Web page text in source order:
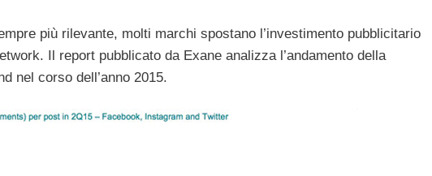
più rilevante, molti marchi spostano l’investimento pubblicitario
Il report pubblicato da Exane analizza l’andamento della
nel corso dell’anno 2015.